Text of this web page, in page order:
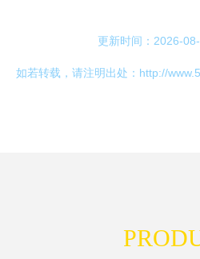
更新时间：2026-
如若转载，请注明出处：http://